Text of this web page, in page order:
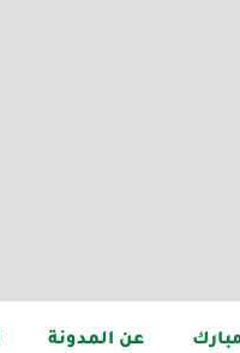
عن المدونة